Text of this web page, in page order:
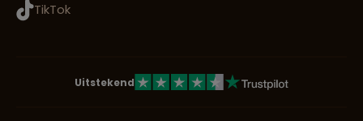
TikTok
Uitstekend